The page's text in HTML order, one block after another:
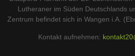
Lutheraner im Süden Deutschlands
Zentrum befindet sich in Wangen i.A.
Kontakt aufnehmen: